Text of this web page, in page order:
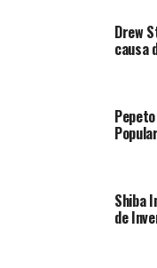
Drew
causa
Shiba
de